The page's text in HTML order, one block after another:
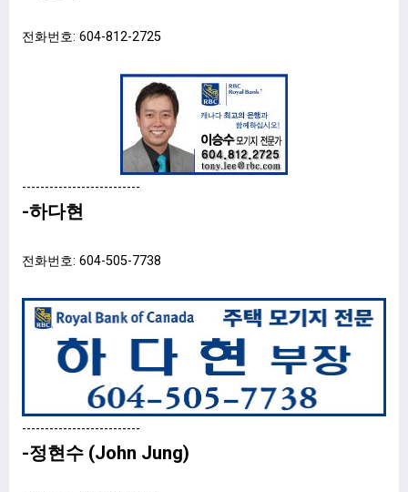
전화번호: 604-812-2725
--------------------------
-하다현
전화번호: 604-505-7738
--------------------------
-정현수 (John Jung)